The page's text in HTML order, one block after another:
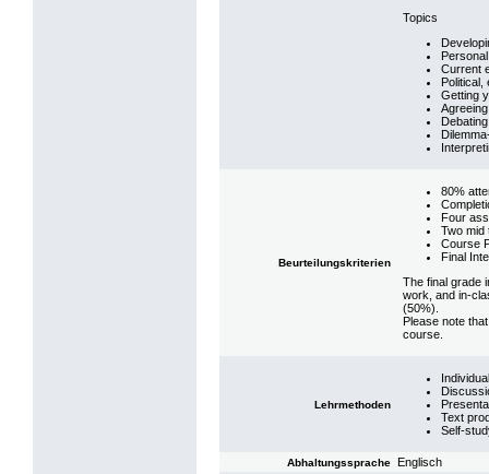
Topics
Current
Political,
Getting
Debating
Beurteilungskriterien
80%
Four
Two
Course
Final
The final grade
work, and in-
(50%).
Please note
course.
Lehrmethoden
Text
Self-
Abhaltungssprache Englisch